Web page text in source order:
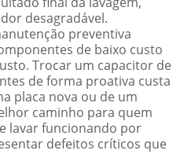
desagradável.
preventiva
de baixo custo
Trocar um capacitor de
de forma proativa custa
placa nova ou de um
caminho para quem
lavar funcionando por
defeitos críticos que